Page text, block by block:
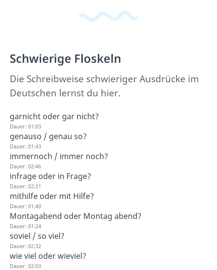
Schwierige Floskeln
Die Schreibweise schwieriger Ausdrücke im
Deutschen lernst du hier.
garnicht oder gar nicht?
Dauer: 01:03
genauso / genau so?
Dauer: 01:43
immernoch / immer noch?
Dauer: 02:46
infrage oder in Frage?
Dauer: 02:21
mithilfe oder mit Hilfe?
Dauer: 01:40
Montagabend oder Montag abend?
Dauer: 01:24
soviel / so viel?
Dauer: 02:32
wie viel oder wieviel?
Dauer: 02:03